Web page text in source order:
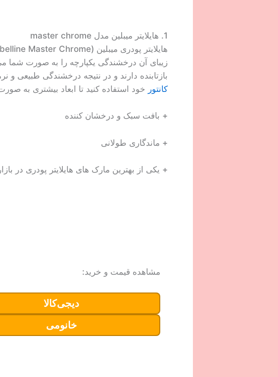
1. هایلایتر میبلین مدل master chrome
زیبای آن درخشندگی یکپارچه را به صورت شما
بازتابنده دارند و در نتیجه درخشندگی طبیعی و
کانتور خود استفاده کنید تا ابعاد بیشتری به
+ بافت سبک و درخشان کننده
+ ماندگاری طولانی
+ یکی از بهترین مارک های هایلایتر پودری در
مشاهده قیمت و خرید:
دیجی‌کالا
خانومی